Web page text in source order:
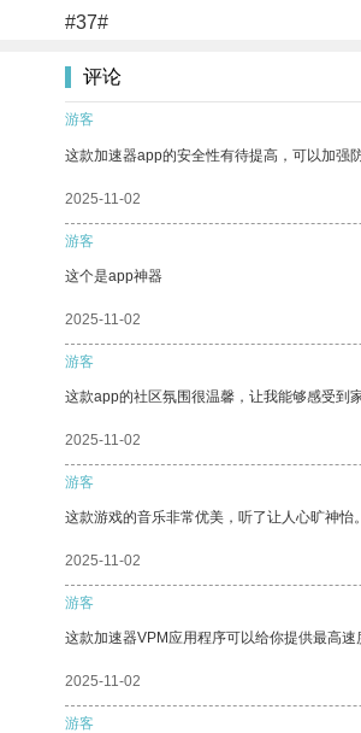
#37#
评论
游客
这款加速器app的安全性有待提高，可以加强
2025-11-02
游客
这个是app神器
2025-11-02
游客
这款app的社区氛围很温馨，让我能够感受到家
2025-11-02
游客
这款游戏的音乐非常优美，听了让人心旷神怡。
2025-11-02
游客
这款加速器VPM应用程序可以给你提供最高
2025-11-02
游客